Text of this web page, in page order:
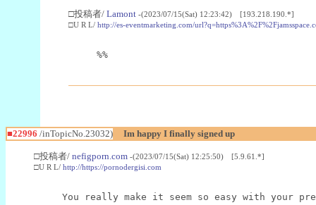
□投稿者/ Lamont -(2023/07/15(Sat) 12:23:42) [193.218.190.*]
□U R L/ http://es-eventmarketing.com/
%%
■22996 /inTopicNo.23032) Im happy I finally signed up
□投稿者/ nefigporn.com -(2023/07/15(Sat) 12:25:50) [5.9.61.*]
□U R L/ http://https://pornodergisi.com
You really make it seem so easy with your